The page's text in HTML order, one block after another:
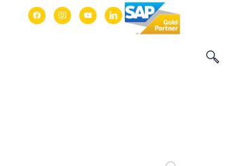
facebookinstagram
youtubelinkedin